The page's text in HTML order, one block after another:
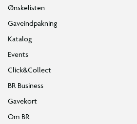
Ønskelisten
Gaveindpakning
Katalog
Events
Click&Collect
BR Business
Gavekort
Om BR